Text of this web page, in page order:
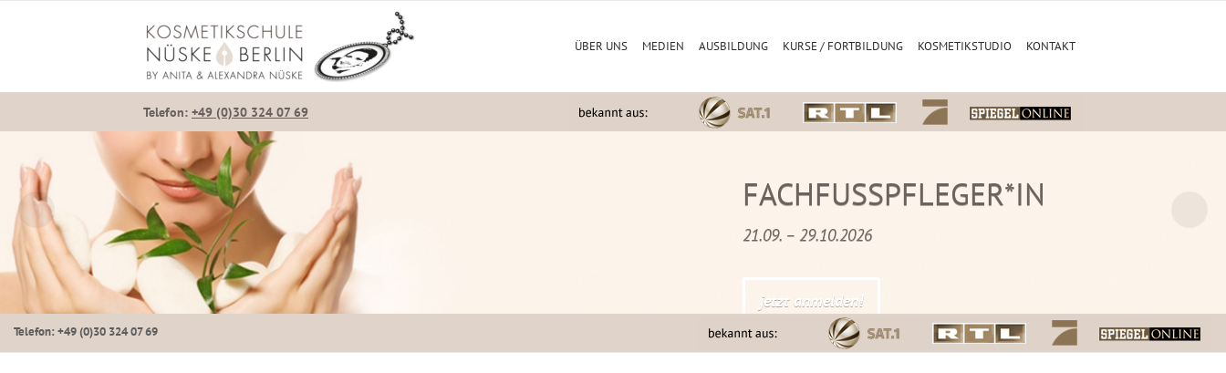
ÜBER UNS MEDIEN AUSBILDUNG KURSE / FORTBILDUNG KOSMETIKSTUDIO KONTAKT
Telefon: +49 (0)30 324 07 69
FACHFUSSPFLEGER*IN
21.09. – 29.10.2026
jetzt anmelden!
Telefon: +49 (0)30 324 07 69